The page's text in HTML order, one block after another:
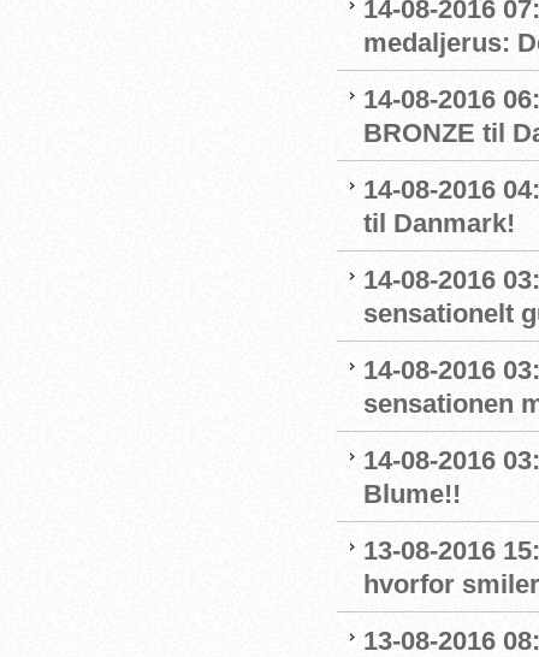
14-08-2016
medaljerus:
14-08-2016
BRONZE til
14-08-2016
til Danmark!
14-08-2016
sensationelt
14-08-2016
sensationen
14-08-2016
Blume!!
13-08-2016
hvorfor
13-08-2016